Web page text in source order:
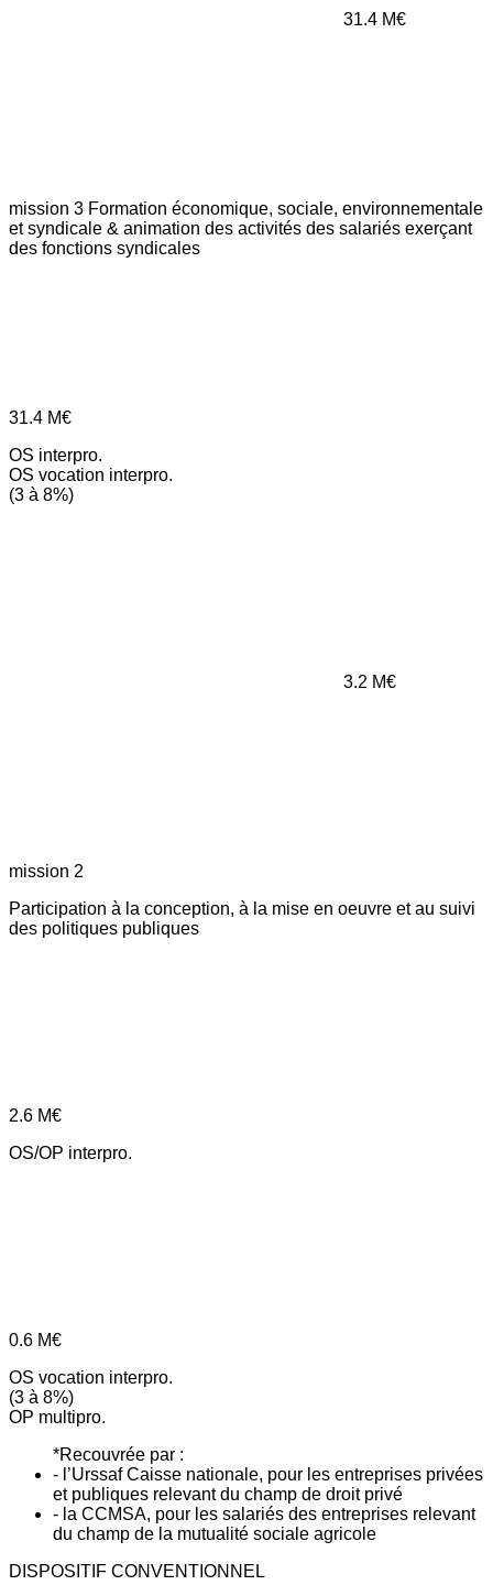
31.4 M€
mission 3 Formation économique, sociale, environnementale
et syndicale & animation des activités des salariés exerçant
des fonctions syndicales
31.4 M€
OS interpro.
OS vocation interpro.
(3 à 8%)
3.2 M€
mission 2
Participation à la conception, à la mise en oeuvre et au suivi
des politiques publiques
2.6 M€
OS/OP interpro.
0.6 M€
OS vocation interpro.
(3 à 8%)
OP multipro.
*Recouvrée par :
- l’Urssaf Caisse nationale, pour les entreprises privées
et publiques relevant du champ de droit privé
- la CCMSA, pour les salariés des entreprises relevant
du champ de la mutualité sociale agricole
DISPOSITIF CONVENTIONNEL